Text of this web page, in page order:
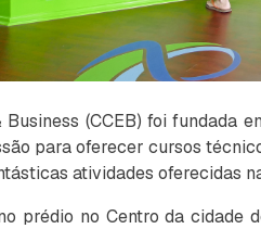
(CCEB) foi fundada
para oferecer cursos
atividades oferecidas
prédio no Centro da cidade